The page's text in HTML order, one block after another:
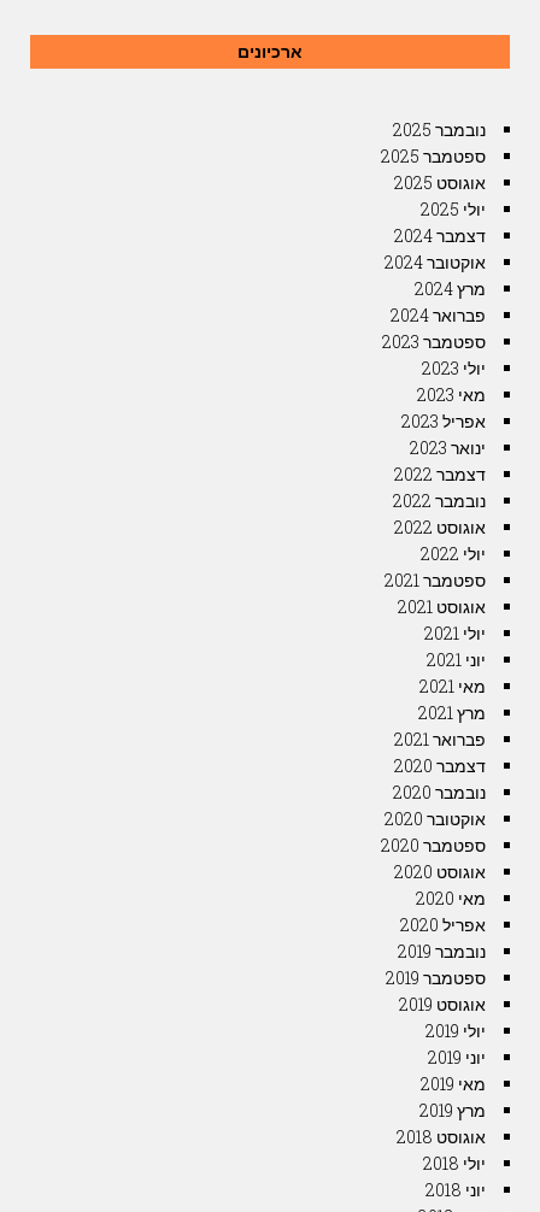
ארכיונים
נובמבר 2025
ספטמבר 2025
אוגוסט 2025
יולי 2025
דצמבר 2024
אוקטובר 2024
מרץ 2024
פברואר 2024
ספטמבר 2023
יולי 2023
מאי 2023
אפריל 2023
ינואר 2023
דצמבר 2022
נובמבר 2022
אוגוסט 2022
יולי 2022
ספטמבר 2021
אוגוסט 2021
יולי 2021
יוני 2021
מאי 2021
מרץ 2021
פברואר 2021
דצמבר 2020
נובמבר 2020
אוקטובר 2020
ספטמבר 2020
אוגוסט 2020
מאי 2020
אפריל 2020
נובמבר 2019
ספטמבר 2019
אוגוסט 2019
יולי 2019
יוני 2019
מאי 2019
מרץ 2019
אוגוסט 2018
יולי 2018
יוני 2018